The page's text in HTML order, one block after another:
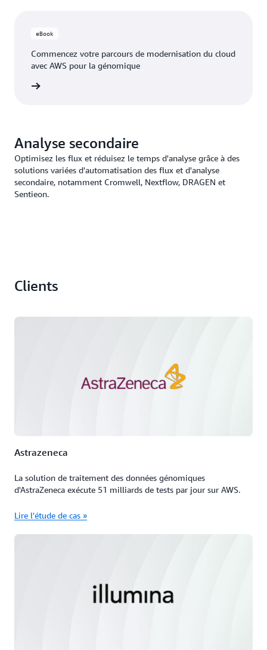
eBook
Commencez votre parcours de modernisation du cloud
avec AWS pour la génomique
Analyse secondaire
Optimisez les flux et réduisez le temps d'analyse grâce à des
solutions variées d'automatisation des flux et d'analyse
secondaire, notamment Cromwell, Nextflow, DRAGEN et
Sentieon.
Clients
Astrazeneca
La solution de traitement des données génomiques
d'AstraZeneca exécute 51 milliards de tests par jour sur AWS.
Lire l'étude de cas »